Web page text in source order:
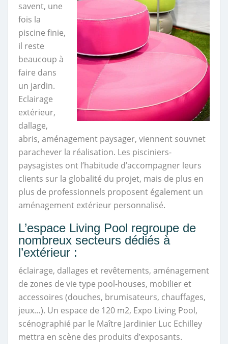
savent, une
fois la
piscine finie,
il reste
beaucoup à
faire dans
un jardin.
Eclairage
extérieur,
dallage,
abris, aménagement paysager, viennent souvnet
parachever la réalisation. Les pisciniers-
paysagistes ont l’habitude d’accompagner leurs
clients sur la globalité du projet, mais de plus en
plus de professionnels proposent également un
aménagement extérieur personnalisé.
L’espace Living Pool regroupe de
nombreux secteurs dédiés à
l’extérieur :
éclairage, dallages et revêtements, aménagement
de zones de vie type pool-houses, mobilier et
accessoires (douches, brumisateurs, chauffages,
jeux…). Un espace de 120 m2, Expo Living Pool,
scénographié par le Maître Jardinier Luc Echilley
mettra en scène des produits d’exposants.